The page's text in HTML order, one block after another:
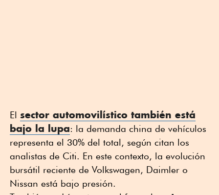
El sector automovilístico también está
bajo la lupa: la demanda china de vehículos
representa el 30% del total, según citan los
analistas de Citi. En este contexto, la evolución
bursátil reciente de Volkswagen, Daimler o
Nissan está bajo presión.